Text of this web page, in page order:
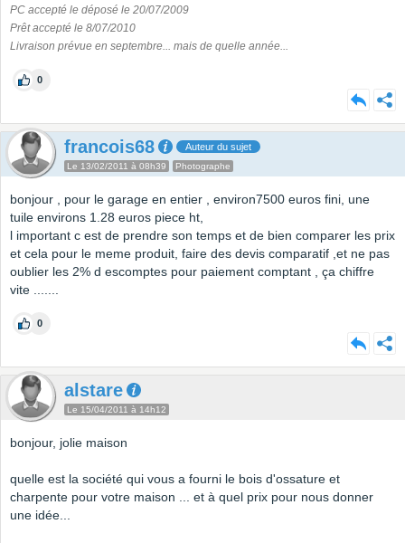
PC accepté le déposé le 20/07/2009
Prêt accepté le 8/07/2010
Livraison prévue en septembre... mais de quelle année...
0
francois68 Auteur du sujet
Le 13/02/2011 à 08h39 Photographe
bonjour , pour le garage en entier , environ7500 euros fini, une
tuile environs 1.28 euros piece ht,
l important c est de prendre son temps et de bien comparer les prix
et cela pour le meme produit, faire des devis comparatif ,et ne pas
oublier les 2% d escomptes pour paiement comptant , ça chiffre
vite .......
0
alstare
Le 15/04/2011 à 14h12
bonjour, jolie maison
quelle est la société qui vous a fourni le bois d'ossature et
charpente pour votre maison ... et à quel prix pour nous donner
une idée...